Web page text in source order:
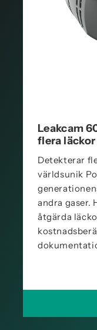
Leakcam
flera
Detekterar
världsunik
andra gaser.
åtgärda